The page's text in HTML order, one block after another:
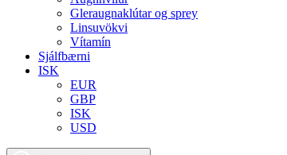
Gleraugnaklútar og sprey
Linsuvökvi
Vítamín
Sjálfbærni
ISK
EUR
GBP
ISK
USD